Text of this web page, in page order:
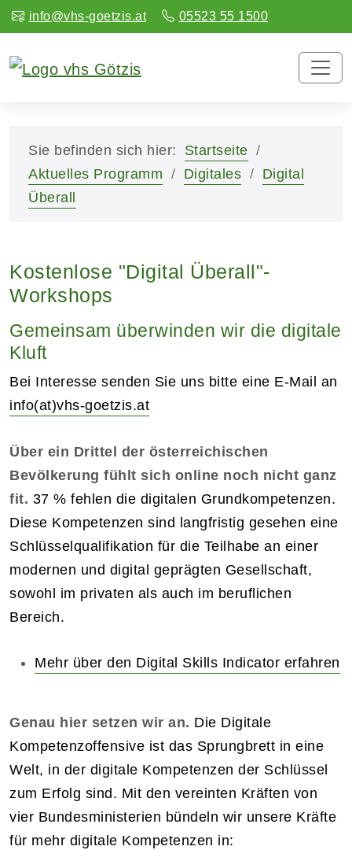
info@vhs-goetzis.at 05523 55 1500
Sie befinden sich hier:
Startseite
Aktuelles Programm
Digitales
Digital
Überall
Kostenlose "Digital Überall"-
Workshops
Gemeinsam überwinden wir die digitale
Kluft
Bei Interesse senden Sie uns bitte eine E-Mail an
info(at)vhs-goetzis.at
Über ein Drittel der österreichischen
Bevölkerung fühlt sich online noch nicht ganz
fit. 37 % fehlen die digitalen Grundkompetenzen.
Diese Kompetenzen sind langfristig gesehen eine
Schlüsselqualifikation für die Teilhabe an einer
modernen und digital geprägten Gesellschaft,
sowohl im privaten als auch im beruflichen
Bereich.
Mehr über den Digital Skills Indicator erfahren
Genau hier setzen wir an. Die Digitale
Kompetenzoffensive ist das Sprungbrett in eine
Welt, in der digitale Kompetenzen der Schlüssel
zum Erfolg sind. Mit den vereinten Kräften von
vier Bundesministerien bündeln wir unsere Kräfte
für mehr digitale Kompetenzen in: